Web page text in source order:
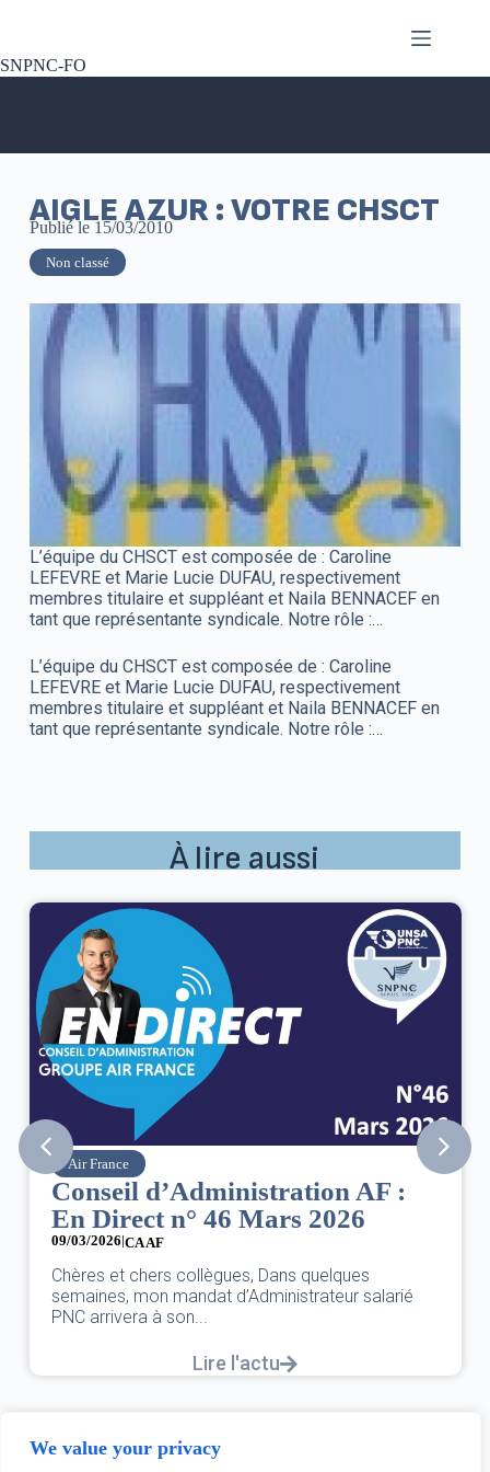
We value your privacy
SNPNC-FO
AIGLE AZUR : VOTRE CHSCT
Publié le 15/03/2010
Non classé
L’équipe du CHSCT est composée de : Caroline
LEFEVRE et Marie Lucie DUFAU, respectivement
membres titulaire et suppléant et Naila BENNACEF en
tant que représentante syndicale. Notre rôle :…
L’équipe du CHSCT est composée de : Caroline
LEFEVRE et Marie Lucie DUFAU, respectivement
membres titulaire et suppléant et Naila BENNACEF en
tant que représentante syndicale. Notre rôle :…
À lire aussi
Air France
Conseil d’Administration AF :
En Direct n° 46 Mars 2026
09/03/2026|CA AF
Chères et chers collègues, Dans quelques
semaines, mon mandat d’Administrateur salarié
PNC arrivera à son...
Lire l'actu